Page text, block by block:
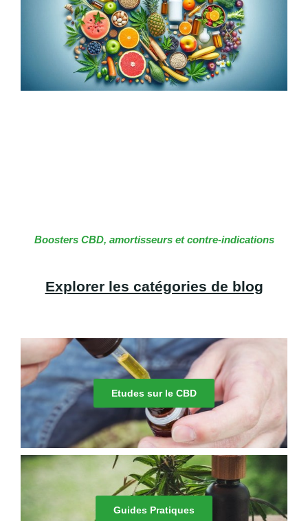
Boosters CBD, amortisseurs et contre-indications
Explorer les catégories de blog
Etudes sur le CBD
Guides Pratiques